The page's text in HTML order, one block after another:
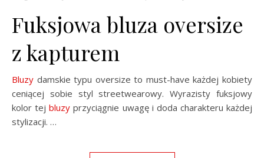
Fuksjowa bluza oversize
z kapturem
Bluzy damskie typu oversize to must-have każdej kobiety
ceniącej sobie styl streetwearowy. Wyrazisty fuksjowy
kolor tejbluzy przyciągnie uwagę i doda charakteru każdej
stylizacji. …